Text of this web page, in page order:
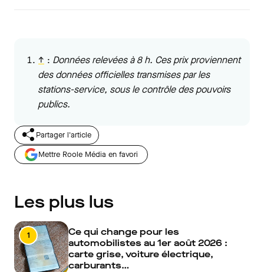
↑ : Données relevées à 8 h. Ces prix proviennent
des données officielles transmises par les
stations-service, sous le contrôle des pouvoirs
publics.
Partager l'article
Mettre Roole Média en favori
Les plus lus
1
Ce qui change pour les
automobilistes au 1er août 2026 :
carte grise, voiture électrique,
carburants…